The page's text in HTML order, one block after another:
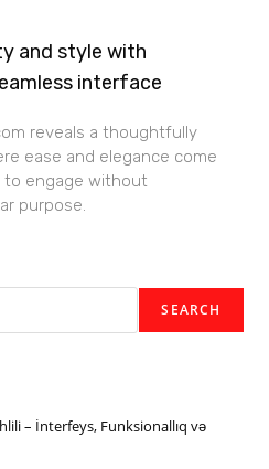
and style with
interface
reveals a thoughtfully
ease and elegance come
to engage without
purpose.
SEARCH
– İnterfeys, Funksionallıq və